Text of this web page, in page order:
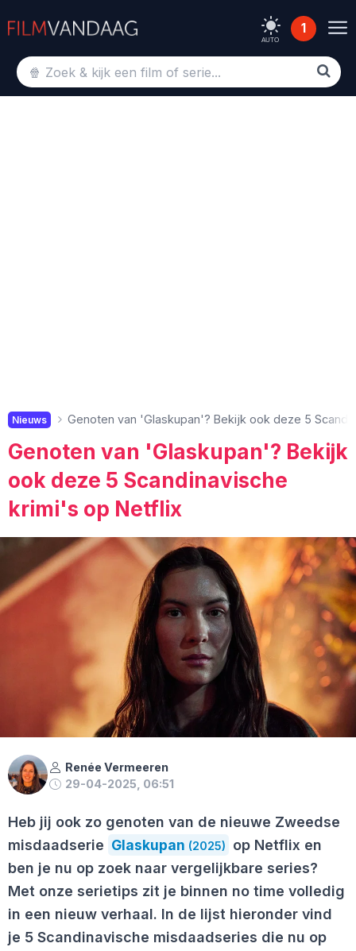
AUTO
1
Nieuws Genoten van 'Glaskupan'? Bekijk ook deze 5
Genoten van 'Glaskupan'? Bekijk
ook deze 5 Scandinavische
krimi's op Netflix
Renée Vermeeren
29-04-2025, 06:51
Heb jij ook zo genoten van de nieuwe Zweedse
misdaadserie Glaskupan (2025)
op Netflix en
ben je nu op zoek naar vergelijkbare series?
Met onze serietips zit je binnen no time volledig
in een nieuw verhaal. In de lijst hieronder vind
je 5 Scandinavische misdaadseries die nu op